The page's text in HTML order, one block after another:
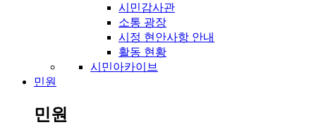
시민감사관
소통 광장
시정 현안사항 안내
활동 현황
시민아카이브
민원
민원